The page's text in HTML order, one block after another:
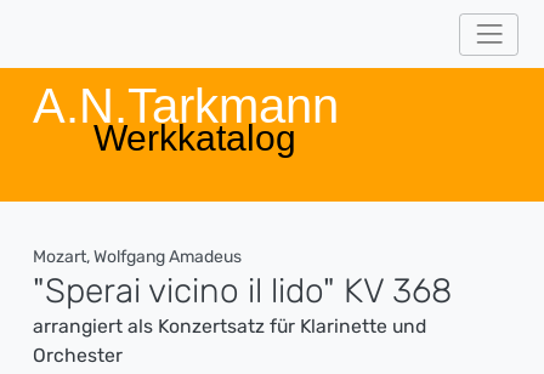
A.N.Tarkmann
Werkkatalog
Mozart, Wolfgang Amadeus
"Sperai vicino il lido" KV 368
arrangiert als Konzertsatz für Klarinette und
Orchester